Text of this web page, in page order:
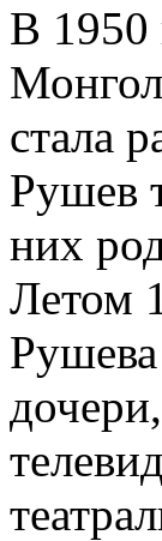
В 1950
стала
Рушев
них
Летом
Рушева